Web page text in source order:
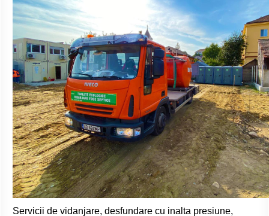
Servicii de vidanjare, desfundare cu inalta presiune,